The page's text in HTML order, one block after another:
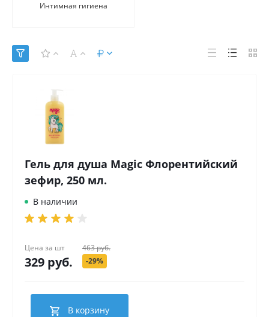
Интимная гигиена
Гель для душа Magic Флорентийский
зефир, 250 мл.
В наличии
Цена за шт
329 руб.
463 руб.
-29%
В корзину